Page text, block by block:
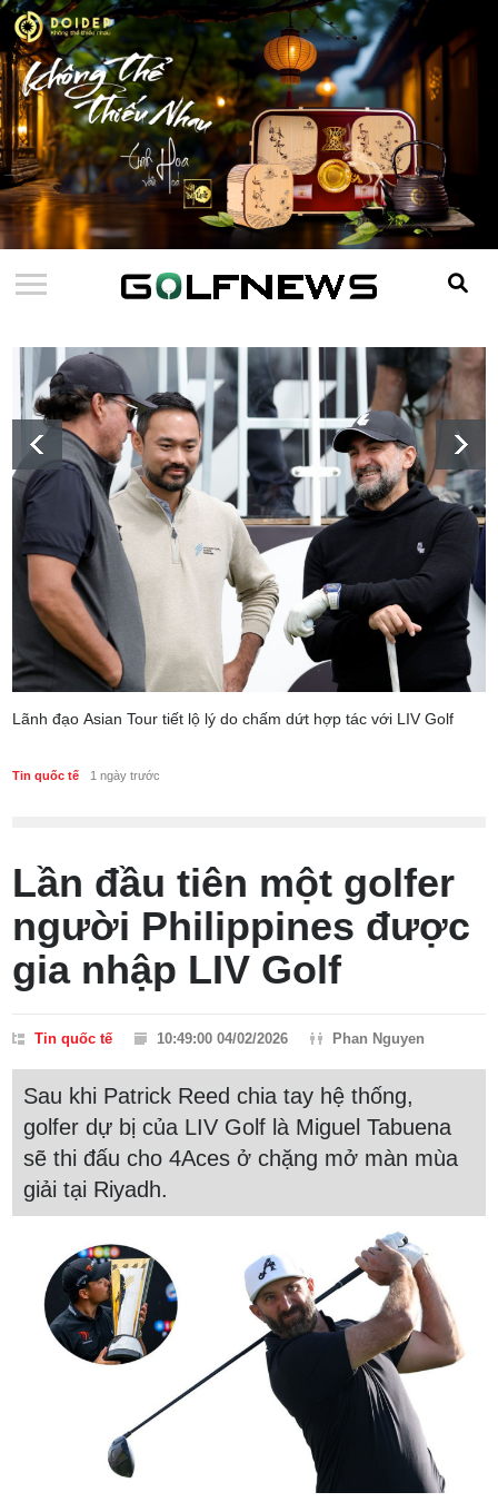
Lãnh đạo Asian Tour tiết lộ lý do chấm dứt hợp tác với LIV Golf
Tin quốc tế 1 ngày trước
Lần đầu tiên một golfer
người Philippines được
gia nhập LIV Golf
Tin quốc tế 10:49:00 04/02/2026 Phan Nguyen
Sau khi Patrick Reed chia tay hệ thống,
golfer dự bị của LIV Golf là Miguel Tabuena
sẽ thi đấu cho 4Aces ở chặng mở màn mùa
giải tại Riyadh.